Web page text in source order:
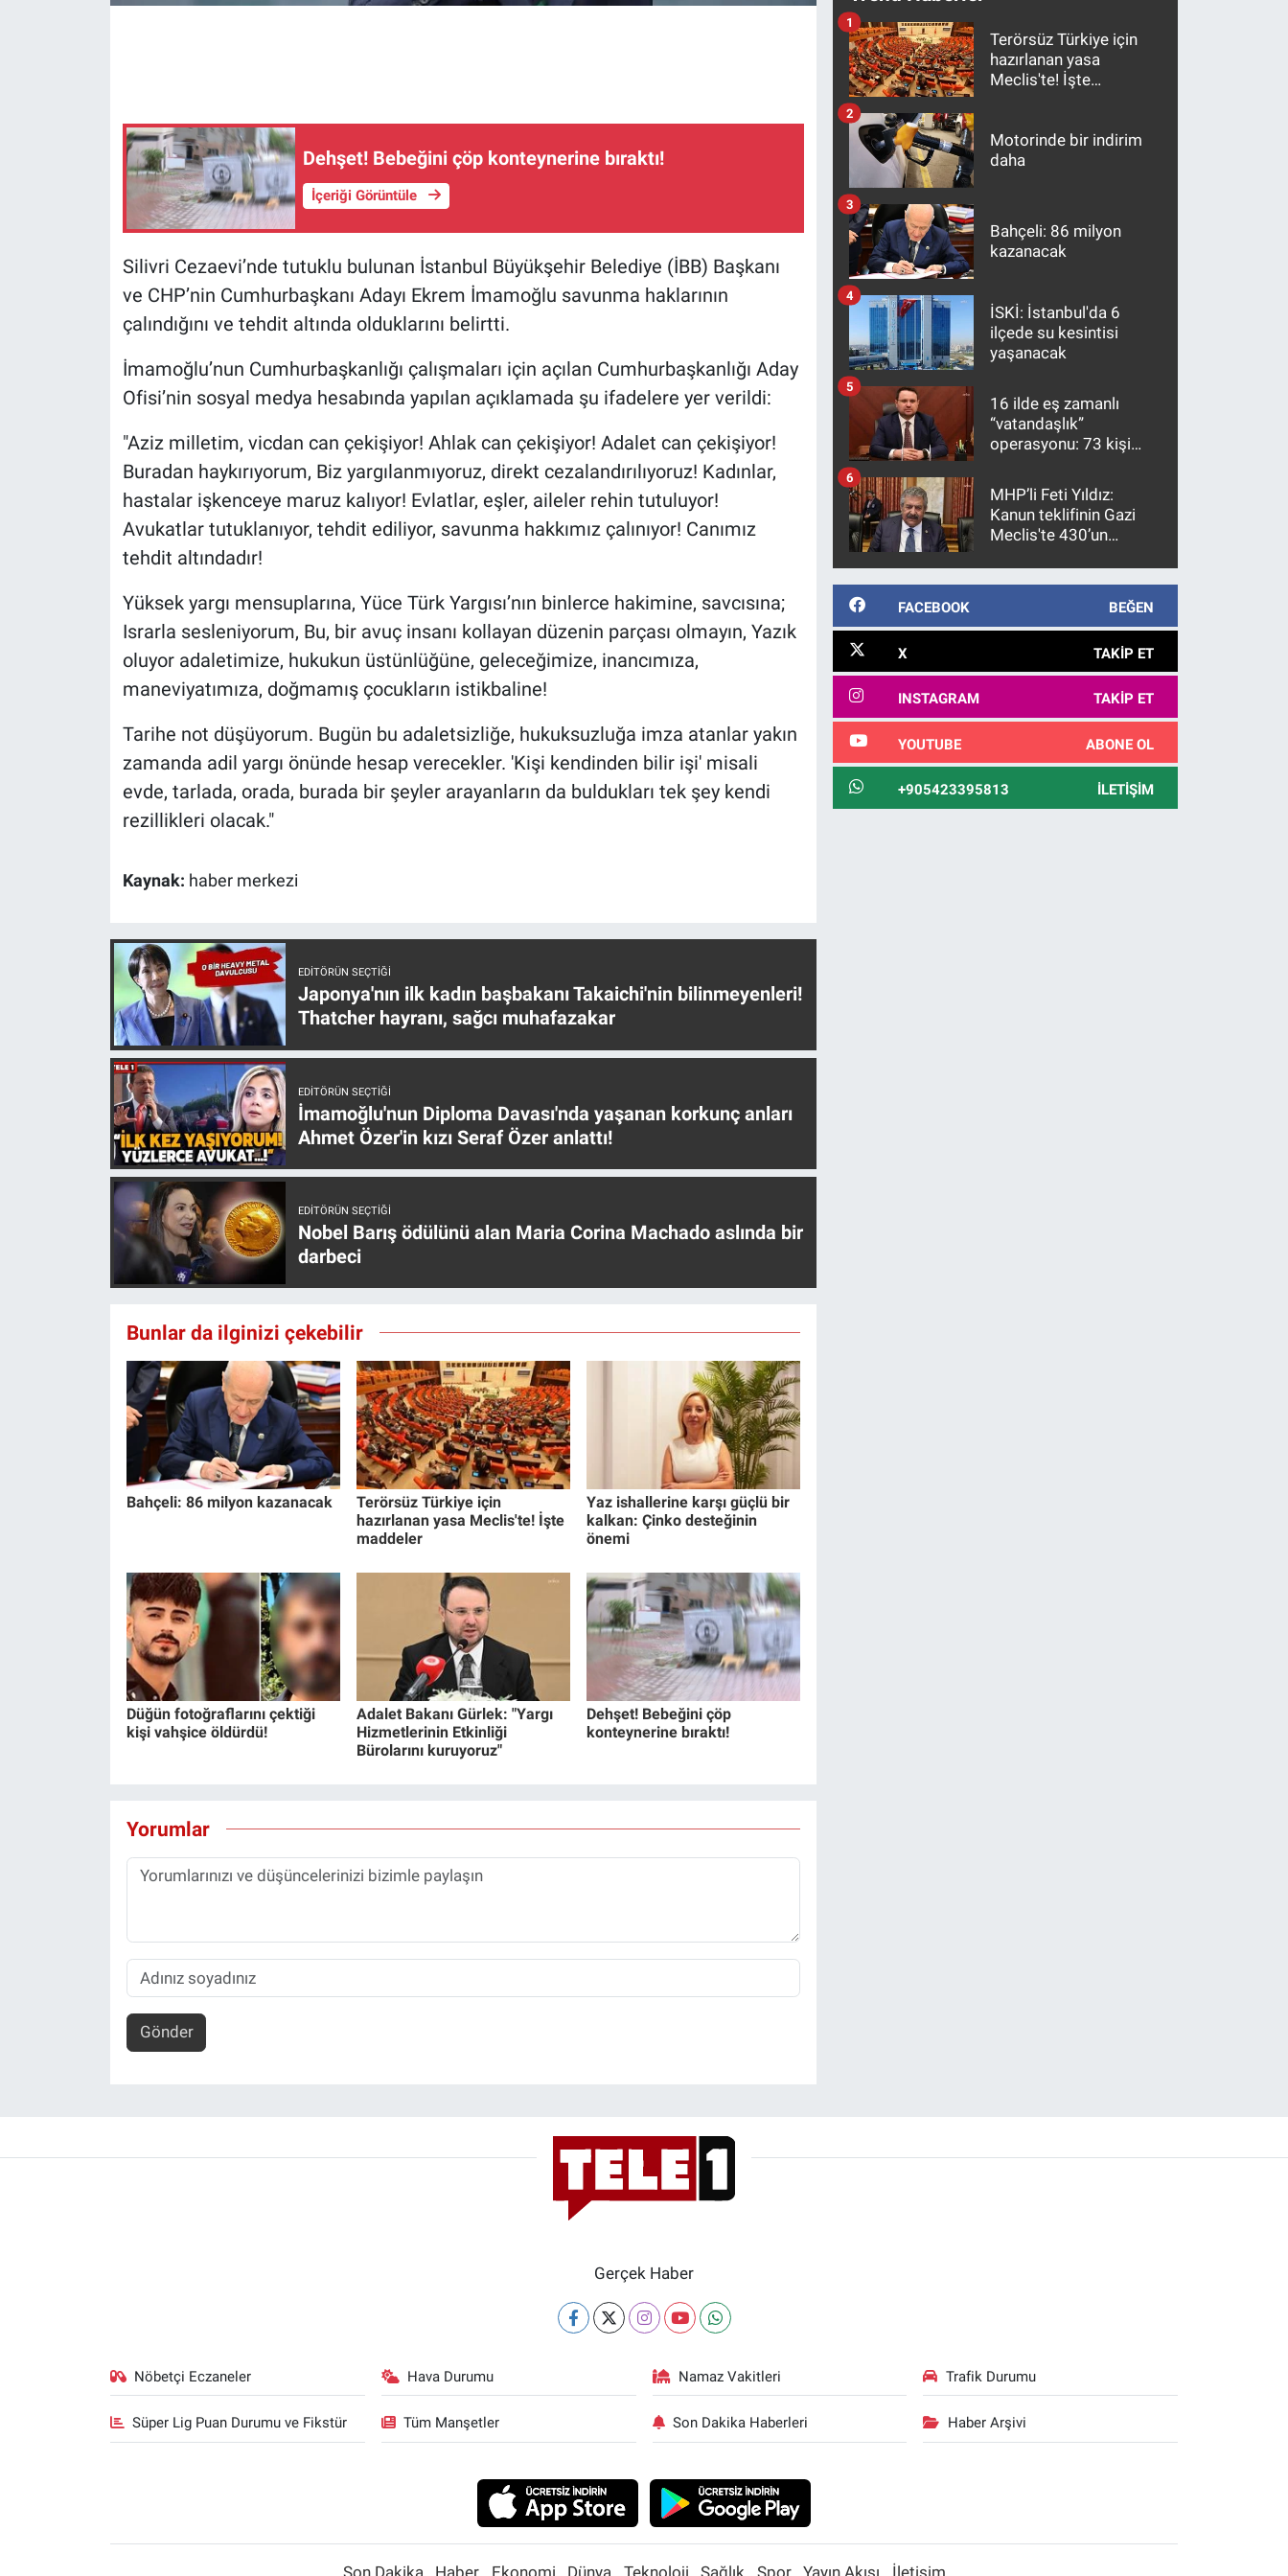
Dehşet! Bebeğini çöp konteynerine bıraktı!
İçeriği Görüntüle
Silivri Cezaevi’nde tutuklu bulunan İstanbul Büyükşehir Belediye (İBB) Başkanı
ve CHP’nin Cumhurbaşkanı Adayı Ekrem İmamoğlu savunma haklarının
çalındığını ve tehdit altında olduklarını belirtti.
İmamoğlu’nun Cumhurbaşkanlığı çalışmaları için açılan Cumhurbaşkanlığı Aday
Ofisi’nin sosyal medya hesabında yapılan açıklamada şu ifadelere yer verildi:
"Aziz milletim, vicdan can çekişiyor! Ahlak can çekişiyor! Adalet can çekişiyor!
Buradan haykırıyorum, Biz yargılanmıyoruz, direkt cezalandırılıyoruz! Kadınlar,
hastalar işkenceye maruz kalıyor! Evlatlar, eşler, aileler rehin tutuluyor!
Avukatlar tutuklanıyor, tehdit ediliyor, savunma hakkımız çalınıyor! Canımız
tehdit altındadır!
Yüksek yargı mensuplarına, Yüce Türk Yargısı’nın binlerce hakimine, savcısına;
Israrla sesleniyorum, Bu, bir avuç insanı kollayan düzenin parçası olmayın, Yazık
oluyor adaletimize, hukukun üstünlüğüne, geleceğimize, inancımıza,
maneviyatımıza, doğmamış çocukların istikbaline!
Tarihe not düşüyorum. Bugün bu adaletsizliğe, hukuksuzluğa imza atanlar yakın
zamanda adil yargı önünde hesap verecekler. 'Kişi kendinden bilir işi' misali
evde, tarlada, orada, burada bir şeyler arayanların da buldukları tek şey kendi
rezillikleri olacak."
Kaynak: haber merkezi
EDITÖRÜN SEÇTIĞI
Japonya'nın ilk kadın başbakanı Takaichi'nin bilinmeyenleri!
Thatcher hayranı, sağcı muhafazakar
EDITÖRÜN SEÇTIĞI
İmamoğlu'nun Diploma Davası'nda yaşanan korkunç anları
Ahmet Özer'in kızı Seraf Özer anlattı!
EDITÖRÜN SEÇTIĞI
Nobel Barış ödülünü alan Maria Corina Machado aslında bir
darbeci
Bunlar da ilginizi çekebilir
Bahçeli: 86 milyon kazanacak
Terörsüz Türkiye için
hazırlanan yasa Meclis'te! İşte
maddeler
Yaz ishallerine karşı güçlü bir
kalkan: Çinko desteğinin
önemi
Düğün fotoğraflarını çektiği
kişi vahşice öldürdü!
Adalet Bakanı Gürlek: "Yargı
Hizmetlerinin Etkinliği
Bürolarını kuruyoruz"
Dehşet! Bebeğini çöp
konteynerine bıraktı!
Yorumlar
Gönder
Terörsüz Türkiye için
hazırlanan yasa
Meclis'te! İşte
1
Motorinde bir indirim
daha
2
Bahçeli: 86 milyon
kazanacak
3
İSKİ: İstanbul'da 6
ilçede su kesintisi
yaşanacak
4
16 ilde eş zamanlı
“vatandaşlık”
operasyonu: 73 kişi
5
MHP’li Feti Yıldız:
Kanun teklifinin Gazi
Meclis'te 430’un
kanunlaşacağı
6
FACEBOOK BEĞEN
X TAKIP ET
INSTAGRAM TAKIP ET
YOUTUBE ABONE OL
+905423395813 İLETIŞIM
Gerçek Haber
Nöbetçi Eczaneler Hava Durumu Namaz Vakitleri Trafik Durumu
Süper Lig Puan Durumu ve Fikstür Tüm Manşetler Son Dakika Haberleri Haber Arşivi
Koronavirüs
Kültür Sanat
Ne demişti
Programlar
Teknoloji
Türkiye'nin Geleceği
Yerel Gündem
Yerel Yaşam